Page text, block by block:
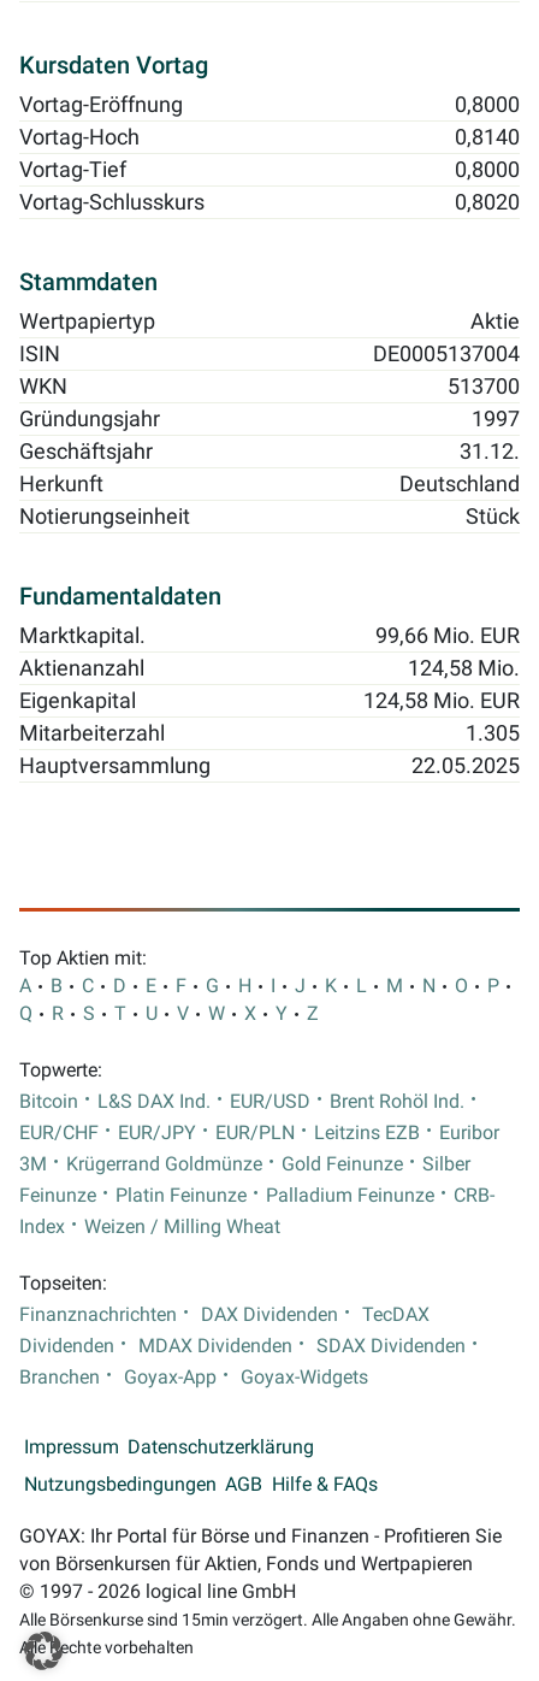
Kursdaten Vortag
Vortag-Eröffnung
0,8000
Vortag-Hoch
0,8140
Vortag-Tief
0,8000
Vortag-Schlusskurs
0,8020
Stammdaten
Wertpapiertyp
Aktie
ISIN
DE0005137004
WKN
513700
Gründungsjahr
1997
Geschäftsjahr
31.12.
Herkunft
Deutschland
Notierungseinheit
Stück
Fundamentaldaten
Marktkapital.
99,66 Mio. EUR
Aktienanzahl
124,58 Mio.
Eigenkapital
124,58 Mio. EUR
Mitarbeiterzahl
1.305
Hauptversammlung
22.05.2025
Top Aktien mit:
A
B C D E F G H I J K L M N O
P
Q
R S T U V W X Y Z
Topwerte:
Bitcoin
L&S DAX Ind. EUR/USD
Brent Rohöl Ind.
EUR/CHF
EUR/JPY EUR/PLN Leitzins EZB
Euribor
3M
Krügerrand Goldmünze Gold Feinunze
Silber
Feinunze
Platin Feinunze Palladium Feinunze
CRB-
Index
Weizen / Milling Wheat
Topseiten:
Finanznachrichten
DAX Dividenden
TecDAX
Dividenden
MDAX Dividenden
SDAX Dividenden
Branchen
Goyax-App Goyax-Widgets
Impressum Datenschutzerklärung
Nutzungsbedingungen AGB Hilfe & FAQs
GOYAX: Ihr Portal für Börse und Finanzen - Profitieren Sie
von Börsenkursen für Aktien, Fonds und Wertpapieren
© 1997 - 2026 logical line GmbH
Alle Börsenkurse sind 15min verzögert. Alle Angaben ohne Gewähr.
Alle Rechte vorbehalten